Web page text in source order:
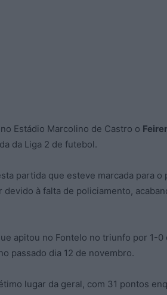
Estádio Marcolino de Castro o
da Liga 2 de futebol.
partida que esteve marcada para o
à falta de policiamento,
apitou no Fontelo no triunfo por 1-0
passado dia 12 de novembro.
lugar da geral, com 31 pontos